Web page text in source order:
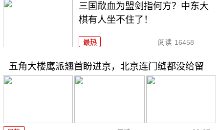
三国歃血为盟剑指何方？中东大
棋有人坐不住了！
最热 阅读 16458
五角大楼鹰派翘首盼进京，北京连门缝都没给留